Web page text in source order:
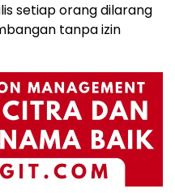
setiap orang dilarang
tanpa izin